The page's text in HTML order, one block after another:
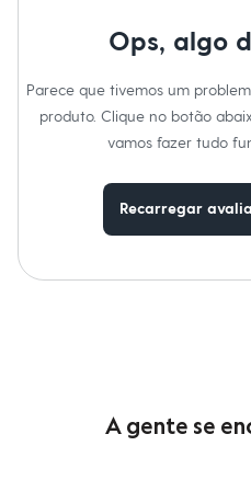
Moda esportiva
Vestidos
Masculino
Dia dos Pais
Camisas
Calças
Chapéus e Bonés
Ops, algo
Parece que tivemos um
produto. Clique no botão
vamos fazer tudo
Recarregar
A gente se